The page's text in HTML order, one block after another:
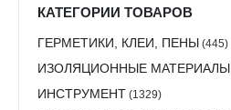
КАТЕГОРИИ ТОВАРОВ
ГЕРМЕТИКИ, КЛЕИ, ПЕНЫ (445)
ИЗОЛЯЦИОННЫЕ МАТЕРИАЛЫ
ИНСТРУМЕНТ (1329)